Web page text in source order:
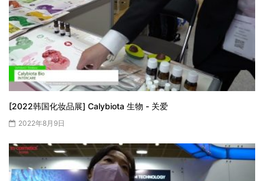
[2022韩国化妆品展] Calybiota 生物 - 关爱
2022年8月9日